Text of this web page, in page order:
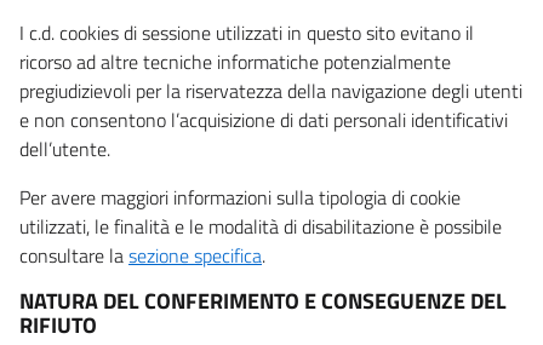
I c.d. cookies di sessione utilizzati in questo sito evitano il
ricorso ad altre tecniche informatiche potenzialmente
pregiudizievoli per la riservatezza della navigazione degli utenti
e non consentono l’acquisizione di dati personali identificativi
dell’utente.
Per avere maggiori informazioni sulla tipologia di cookie
utilizzati, le finalità e le modalità di disabilitazione è possibile
consultare lasezione specifica.
NATURA DEL CONFERIMENTO E CONSEGUENZE DEL
RIFIUTO